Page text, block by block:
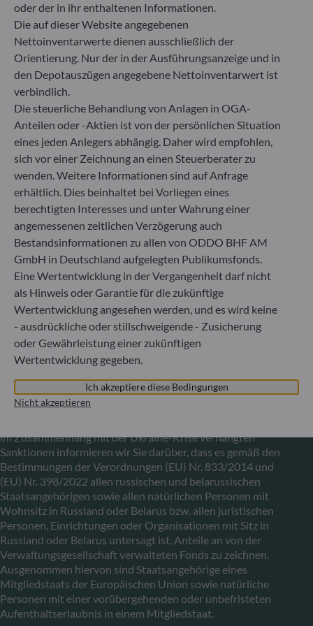
Deutschland
+49 (0) 211 239 24 01
Gallusanlage 8
60329 Frankfurt am Main
Deutschland
+49 (0) 69 920 50 0
Von der Bundesanstalt für Finanzdienstleistungsaufsicht
(„BaFin“) zugelassene und beaufsichtigte
Fondsverwaltungsgesellschaft
Handelsregister : HRB 11971 Amtsgericht Düsseldorf
ODDO BHF Asset Management LUX
6, rue Gabriel Lippmann
L-5365 Munsbach
Luxemburg
+352 45 76 76 245
Von der Luxemburger Commission de Surveillance du
Secteur Financier (CSSF) zugelassene
Fondsverwaltungsgesellschaft, Handelsregisternummer: B
29891
Mitteilung zu EU-Sanktionen gegen Russland
im Zusammenhang mit der Ukraine-Krise verhängten
Sanktionen informieren wir Sie darüber, dass es gemäß den
Bestimmungen der Verordnungen (EU) Nr. 833/2014 und
(EU) Nr. 398/2022 allen russischen und belarussischen
Staatsangehörigen sowie allen natürlichen Personen mit
Wohnsitz in Russland oder Belarus bzw. allen juristischen
Personen, Einrichtungen oder Organisationen mit Sitz in
Russland oder Belarus untersagt ist, Anteile an von der
Verwaltungsgesellschaft verwalteten Fonds zu zeichnen.
Ausgenommen hiervon sind Staatsangehörige eines
Mitgliedstaats der Europäischen Union sowie natürliche
Personen mit einer vorübergehenden oder unbefristeten
Aufenthaltserlaubnis in einem Mitgliedstaat.
oder der in ihr enthaltenen Informationen.
Die auf dieser Website angegebenen
Nettoinventarwerte dienen ausschließlich der
Orientierung. Nur der in der Ausführungsanzeige und in
den Depotauszügen angegebene Nettoinventarwert ist
verbindlich.
Die steuerliche Behandlung von Anlagen in OGA-
Anteilen oder -Aktien ist von der persönlichen Situation
eines jeden Anlegers abhängig. Daher wird empfohlen,
sich vor einer Zeichnung an einen Steuerberater zu
wenden. Weitere Informationen sind auf Anfrage
erhältlich. Dies beinhaltet bei Vorliegen eines
berechtigten Interesses und unter Wahrung einer
angemessenen zeitlichen Verzögerung auch
Bestandsinformationen zu allen von ODDO BHF AM
GmbH in Deutschland aufgelegten Publikumsfonds.
Eine Wertentwicklung in der Vergangenheit darf nicht
als Hinweis oder Garantie für die zukünftige
Wertentwicklung angesehen werden, und es wird keine
- ausdrückliche oder stillschweigende - Zusicherung
oder Gewährleistung einer zukünftigen
Wertentwicklung gegeben.
Ich akzeptiere diese Bedingungen
Nicht akzeptieren